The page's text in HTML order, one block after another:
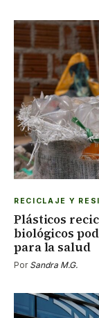
RECICLAJE Y
Plásticos
biológicos
para la salud
Por Sandra M.G.